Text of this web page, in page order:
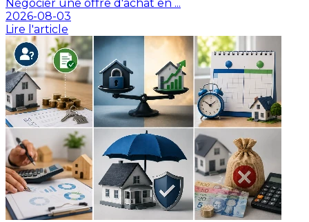
Négocier une offre d'achat en ...
2026-08-03
Lire l'article